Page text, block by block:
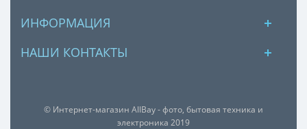
ИНФОРМАЦИЯ
НАШИ КОНТАКТЫ
© Интернет-магазин AllBay - фото, бытовая техника и
электроника 2019